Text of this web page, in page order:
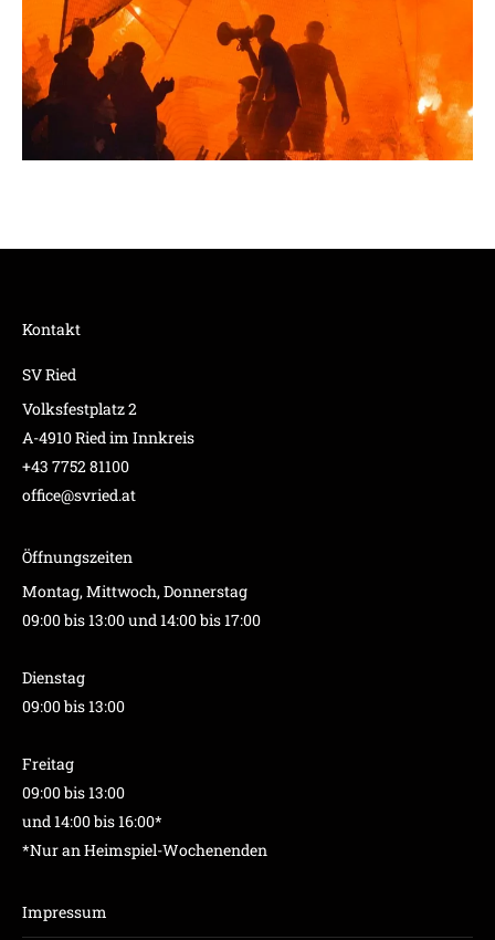
Kontakt
SV Ried
Volksfestplatz 2
A-4910 Ried im Innkreis
+43 7752 81100
office@svried.at
Öffnungszeiten
Montag, Mittwoch, Donnerstag
09:00 bis 13:00 und 14:00 bis 17:00
Dienstag
09:00 bis 13:00
Freitag
09:00 bis 13:00
und 14:00 bis 16:00*
*Nur an Heimspiel-Wochenenden
Impressum